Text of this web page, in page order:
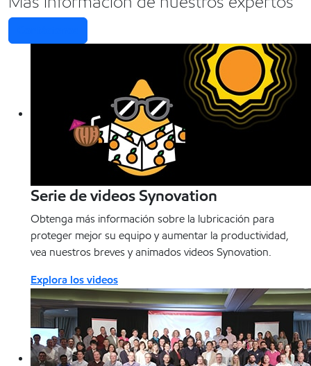
Serie de videos Synovation
Obtenga más información sobre la lubricación para
proteger mejor su equipo y aumentar la productividad,
vea nuestros breves y animados videos Synovation.
Explora los videos